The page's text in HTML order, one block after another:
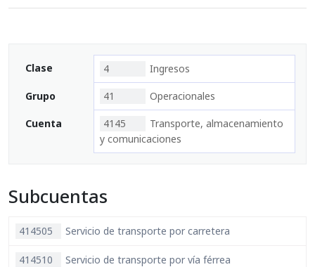
Clase 4 Ingresos
Grupo 41 Operacionales
Cuenta 4145
Transporte, almacenamiento
y comunicaciones
Subcuentas
414505 Servicio de transporte por carretera
414510 Servicio de transporte por vía férrea